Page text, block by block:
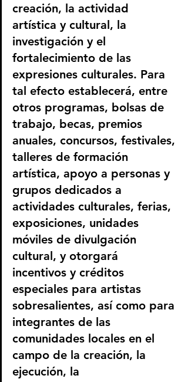
creación, la actividad
artística y cultural, la
investigación y el
fortalecimiento de las
expresiones culturales. Para
tal efecto establecerá, entre
otros programas, bolsas de
trabajo, becas, premios
anuales, concursos, festivales,
talleres de formación
artística, apoyo a personas y
grupos dedicados a
actividades culturales, ferias,
exposiciones, unidades
móviles de divulgación
cultural, y otorgará
incentivos y créditos
especiales para artistas
sobresalientes, así como para
integrantes de las
comunidades locales en el
campo de la creación, la
ejecución, la